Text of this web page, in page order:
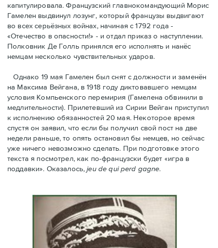
капитулировала. Французский главнокомандующий Морис
Гамелен выдвинул лозунг, который французы выдвигают
во всех серьёзных войнах, начиная с 1792 года -
«Отечество в опасности!» - и отдал приказ о наступлении.
Полковник Дe Голль принялся его исполнять и нанёс
немцам несколько чувствительных ударов.
Однако 19 мая Гамелен был снят с должности и заменён
на Максима Вейгана, в 1918 году диктовавшего немцам
условия Компьенского перемирия (Гамелена обвинили в
медлительности). Прилетевший из Сирии Вейган приступил
к исполнению обязанностей 20 мая. Hекоторое время
спустя oн заявил, что если бы получил свой пост на две
недели раньше, то опять остановил бы немцев, но сейчас
уже ничего невозможно сделать. При подготовке этого
текста я посмотрел, как по-французски будет «игра в
поддавки». Оказалось,jeu de qui perd gagne.